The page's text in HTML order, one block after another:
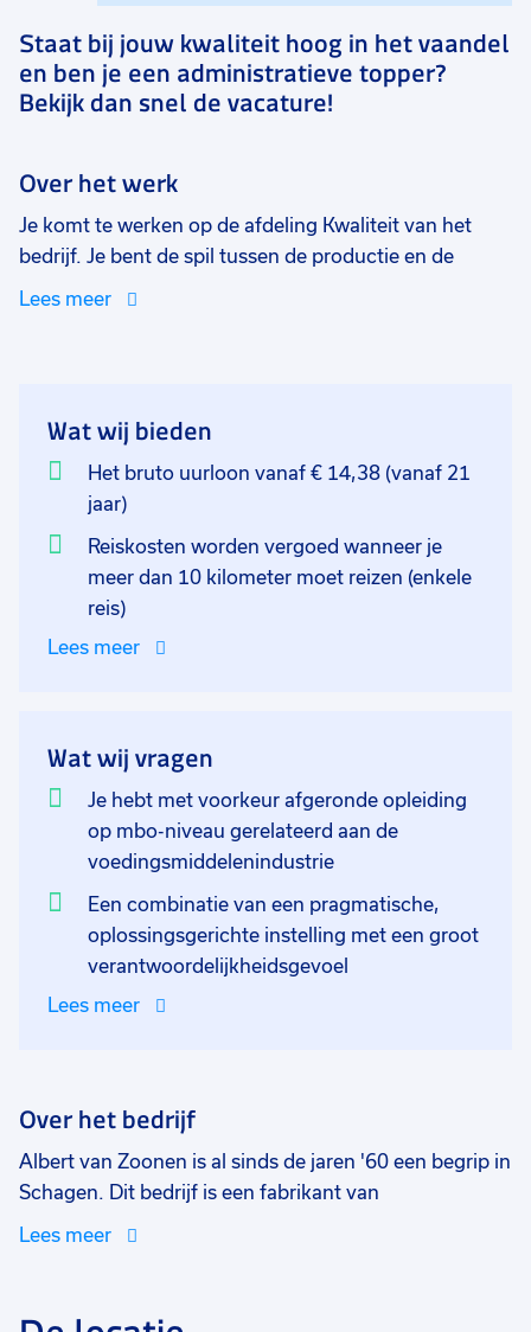
Staat bij jouw kwaliteit hoog in het vaandel
en ben je een administratieve topper?
Bekijk dan snel de vacature!
Over het werk
Je komt te werken op de afdeling Kwaliteit van het
bedrijf. Je bent de spil tussen de productie en de
afdeling kwaliteit. Je werkt ook nauw samen met de
je daar toeslagen voor. Jouw werkzaamheden zullen
bestaan uit het uitvoeren van de kwaliteitscontroles
op de producten. Hierbij dien je ook alles te
registreren, hiervan worden ook weer audits opgezet.
Ook moet je nadenken over het optimaliseren van de
kwaliteitssystemen en het beheer hiervan. De
controles zelf zullen bestaan uit het nemen van
monsters, kijken of de ARBO en de hygiëne en
kwaliteit is de registratie net zo belangrijk.
Lees meer
Wat wij bieden
Het bruto uurloon vanaf € 14,38 (vanaf 21
jaar)
Reiskosten worden vergoed wanneer je
meer dan 10 kilometer moet reizen (enkele
reis)
Lees meer
Wat wij vragen
Je hebt met voorkeur afgeronde opleiding
op mbo-niveau gerelateerd aan de
voedingsmiddelenindustrie
Een combinatie van een pragmatische,
oplossingsgerichte instelling met een groot
verantwoordelijkheidsgevoel
Lees meer
Over het bedrijf
Albert van Zoonen is al sinds de jaren '60 een begrip in
Schagen. Dit bedrijf is een fabrikant van
diepvriesspecialiteiten en snacks voor de nationale en
ontwikkeling van haar producten, processen en
Lees meer